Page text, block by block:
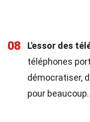
08 L'essor des
téléphones
démocratiser,
pour beaucoup.